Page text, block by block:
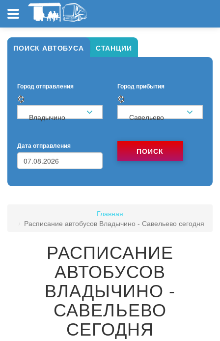
ПОИСК АВТОБУСА СТАНЦИИ
Город отправления
Владычино
Город прибытия
Савельево
Дата отправления
ПОИСК
Главная
Расписание автобусов Владычино - Савельево сегодня
РАСПИСАНИЕ
АВТОБУСОВ
ВЛАДЫЧИНО -
САВЕЛЬЕВО
СЕГОДНЯ